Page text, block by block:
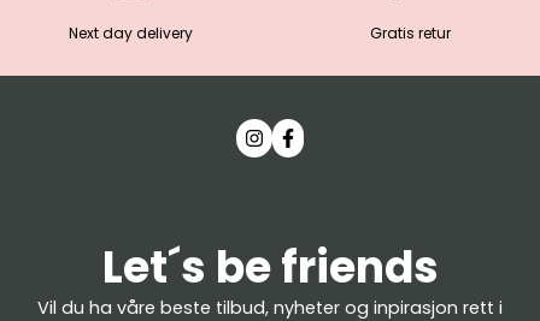
Next day delivery Gratis retur
Let´s be friends
Vil du ha våre beste tilbud, nyheter og inpirasjon rett i